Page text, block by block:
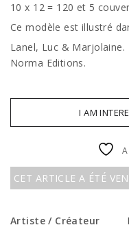
10 x 12 = 120 et 5
Ce modèle est illustré
Lanel, Luc & Marjolaine.
Norma Editions.
I AM
CET ARTICLE A ÉTÉ
Artiste / Créateur